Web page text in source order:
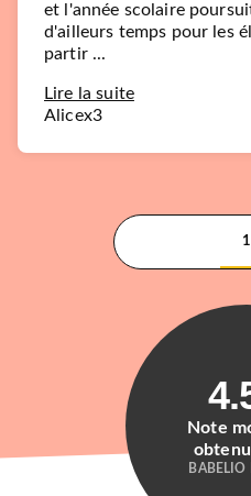
et l'année scolaire
d'ailleurs temps pour les
partir ...
Lire la suite
Alicex3
1
Note
BABELIO